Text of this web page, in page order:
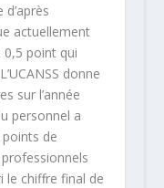
actuellement
point qui
donne
sur l’année
personnel a
de
le chiffre final de